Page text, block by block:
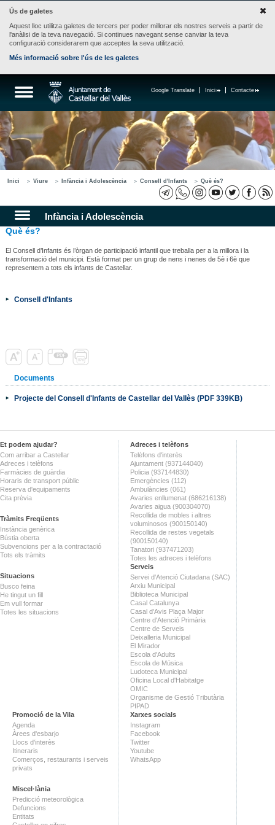
Ús de galetes
Aquest lloc utilitza galetes de tercers per poder millorar els nostres serveis a partir de
l'anàlisi de la teva navegació. Si continues navegant sense canviar la teva
configuració considerarem que acceptes la seva utilització.
Més informació sobre l'ús de les galetes
Contacte
Inici
Google Translate
Inici Viure Infància i Adolescència Consell d'Infants Què és?
Infància i Adolescència
Què és?
El Consell d’Infants és l’òrgan de participació infantil que treballa per a la millora i la
transformació del municipi. Està format per un grup de nens i nenes de 5è i 6è que
representem a tots els infants de Castellar.
Consell d'Infants
Documents
Projecte del Consell d'Infants de Castellar del Vallès (PDF 339KB)
Et podem ajudar?
Com arribar a Castellar
Adreces i telèfons
Farmàcies de guàrdia
Horaris de transport públic
Reserva d'equipaments
Cita prèvia
Tràmits Freqüents
Instància genèrica
Bústia oberta
Subvencions per a la contractació
Tots els tràmits
Situacions
Busco feina
He tingut un fill
Em vull formar
Totes les situacions
Adreces i telèfons
Telèfons d'interès
Ajuntament (937144040)
Policia (937144830)
Emergències (112)
Ambulàncies (061)
Avaries enllumenat (686216138)
Avaries aigua (900304070)
Recollida de mobles i altres
voluminosos (900150140)
Recollida de restes vegetals
(900150140)
Tanatori (937471203)
Totes les adreces i telèfons
Serveis
Servei d'Atenció Ciutadana (SAC)
Arxiu Municipal
Biblioteca Municipal
Casal Catalunya
Casal d'Avis Plaça Major
Centre d'Atenció Primària
Centre de Serveis
Deixalleria Municipal
El Mirador
Escola d'Adults
Escola de Música
Ludoteca Municipal
Oficina Local d'Habitatge
OMIC
Organisme de Gestió Tributària
PIPAD
Promoció de la Vila
Agenda
Àrees d'esbarjo
Llocs d'interès
Itineraris
Comerços, restaurants i serveis
privats
Miscel·lània
Predicció meteorològica
Defuncions
Entitats
Xarxes socials
Instagram
Facebook
Twitter
Youtube
WhatsApp